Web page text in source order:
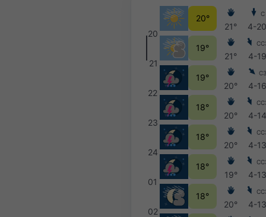
20
21
22
23
24
01
02
20°
19°
19°
18°
18°
18°
18°
21°
21°
20°
20°
20°
19°
20°
С
4-
4-19
СЗ
4-16
4-14
4-13
4-13
4-13